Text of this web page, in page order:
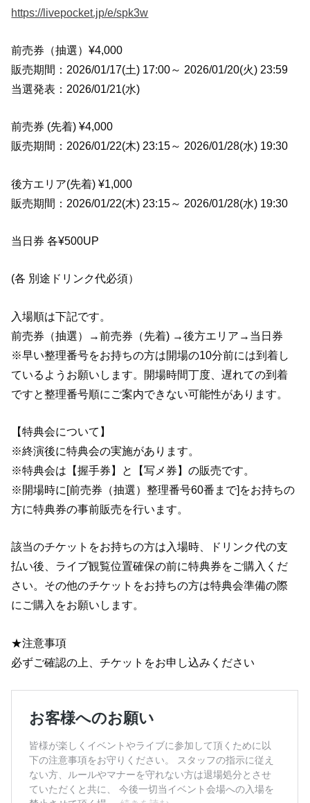
https://livepocket.jp/e/spk3w
前売券（抽選）¥4,000
販売期間：2026/01/17(土) 17:00～ 2026/01/20(火) 23:59
当選発表：2026/01/21(水)
前売券 (先着) ¥4,000
販売期間：2026/01/22(木) 23:15～ 2026/01/28(水) 19:30
後方エリア(先着) ¥1,000
販売期間：2026/01/22(木) 23:15～ 2026/01/28(水) 19:30
当日券 各¥500UP
(各 別途ドリンク代必須）
入場順は下記です。
前売券（抽選）→前売券（先着) →後方エリア→当日券
※早い整理番号をお持ちの方は開場の10分前には到着し
ているようお願いします。開場時間丁度、遅れての到着
ですと整理番号順にご案内できない可能性があります。
【特典会について】
※終演後に特典会の実施があります。
※特典会は【握手券】と【写メ券】の販売です。
※開場時に[前売券（抽選）整理番号60番まで]をお持ちの
方に特典券の事前販売を行います。
該当のチケットをお持ちの方は入場時、ドリンク代の支
払い後、ライブ観覧位置確保の前に特典券をご購入くだ
さい。その他のチケットをお持ちの方は特典会準備の際
にご購入をお願いします。
★注意事項
必ずご確認の上、チケットをお申し込みください